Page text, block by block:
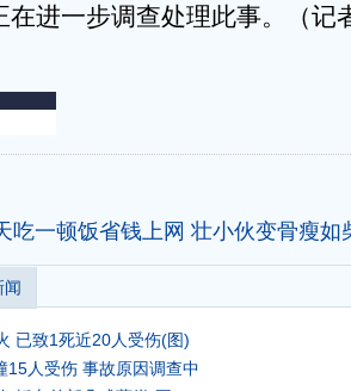
在进一步调查处理此事。（记
吃一顿饭省钱上网 壮小伙变骨瘦如
闻
已致1死近20人受伤(图)
15人受伤 事故原因调查中